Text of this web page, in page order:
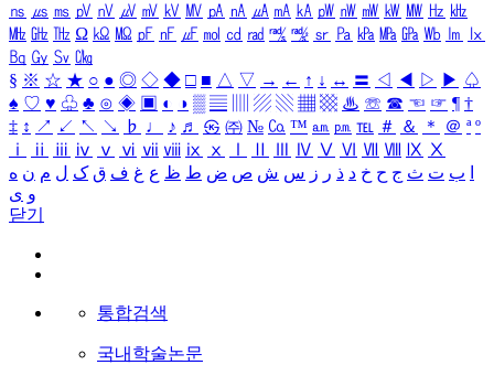
㎱ ㎲ ㎳ ㎴ ㎵ ㎶ ㎷ ㎸ ㎹ ㎀ ㎁ ㎂ ㎃ ㎄ ㎺ ㎻ ㎽ ㎾ ㎿ ㎐ ㎑
㎒ ㎓ ㎔ Ω ㏀ ㏁ ㎊ ㎋ ㎌ ㏖ ㏅ ㎭ ㎮ ㎯ ㏛ ㎩ ㎪ ㎫ ㎬ ㏝ ㏐
㏓
㏃ ㏉ ㏜ ㏆
§ ※ ☆ ★ ○ ● ◎ ◇ ◆ □ ■ △ ▽ → ← ↑ ↓ ↔ 〓 ◁ ◀ ▷ ▶ ♤
♠ ♡ ♥ ♧ ♣ ⊙ ◈ ▣ ◐ ◑ ▒ ▤ ▨ ▧ ▦ ▩ ♨ ☏ ☎ ☜ ☞ ¶ †
‡ ↕ ↗ ↙ ↖ ↘ ♭ ♩ ♪ ♬ ㉿ ㈜ № ㏇ ™ ㏂ ㏘ ℡ ＃ ＆ ＊ ＠ ª º
ⅰ
ⅱ ⅲ ⅳ ⅴ ⅵ ⅶ ⅷ ⅸ ⅹ Ⅳ Ⅴ Ⅵ Ⅶ Ⅷ Ⅸ Ⅹ
ب ت ث ج ح خ د ذ ر ز س ش ص ض ط ظ ع غ ف ق ک ل م ن ه
و ی
닫기
통합검색
국내학술논문